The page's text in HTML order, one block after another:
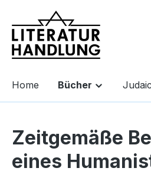
Zur Hauptnavigation
Home Bücher
Zeitgemäße
eines